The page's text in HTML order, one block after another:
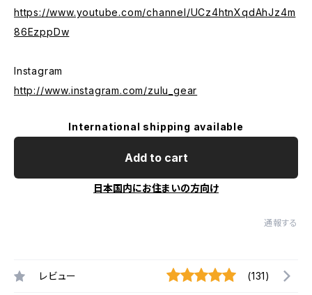
https://www.youtube.com/channel/UCz4htnXqdAhJz4m
86EzppDw
Instagram
http://www.instagram.com/zulu_gear
International shipping available
Add to cart
日本国内にお住まいの方向け
通報する
レビュー (131)